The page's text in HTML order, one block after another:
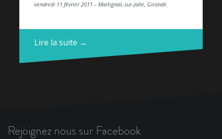
vendredi 11 février 2011 – Martignas-sur-Jalle, Gironde
Lire la suite →
Rejoignez nous sur Facebook